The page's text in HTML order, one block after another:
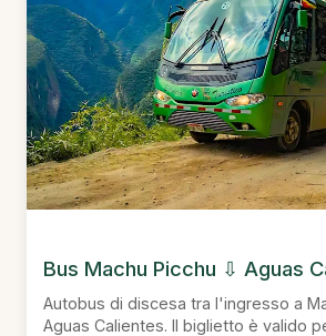
Bus Machu Picchu ⇩ Aguas
Autobus di discesa tra l'ingresso a
Aguas Calientes. Il biglietto è valido